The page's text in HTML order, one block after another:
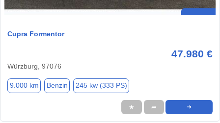
Cupra Formentor
47.980 €
Würzburg, 97076
9.000 km Benzin 245 kw (333 PS)
★ ➦ ➜